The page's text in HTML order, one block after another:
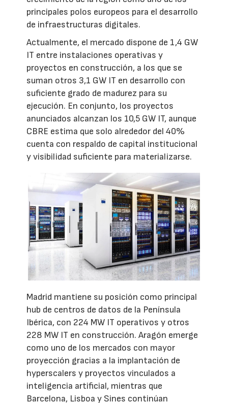
principales polos europeos para el desarrollo
de infraestructuras digitales.
Actualmente, el mercado dispone de 1,4 GW
IT entre instalaciones operativas y
proyectos en construcción, a los que se
suman otros 3,1 GW IT en desarrollo con
suficiente grado de madurez para su
ejecución. En conjunto, los proyectos
anunciados alcanzan los 10,5 GW IT, aunque
CBRE estima que solo alrededor del 40%
cuenta con respaldo de capital institucional
y visibilidad suficiente para materializarse.
Madrid mantiene su posición como principal
hub de centros de datos de la Península
Ibérica, con 224 MW IT operativos y otros
228 MW IT en construcción. Aragón emerge
como uno de los mercados con mayor
proyección gracias a la implantación de
hyperscalers y proyectos vinculados a
inteligencia artificial, mientras que
Barcelona, Lisboa y Sines continúan